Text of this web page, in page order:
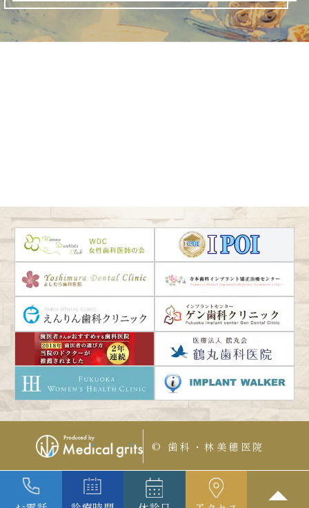
© 歯科・林美穂医院